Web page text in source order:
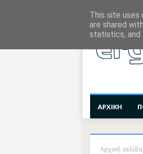
ΑΡΧΙΚΗ
Αρχική σελίδα
This site uses
are shared
statistics, and